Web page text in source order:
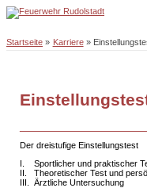
Zum
Inhalt
Startseite
Karriere
Der dreistufige Einstellungstest
I. Sportlicher und praktischer
II. Theoretischer Test und
III. Ärztliche Untersuchung